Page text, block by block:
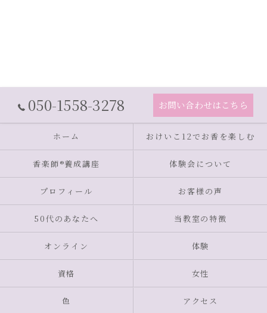
050-1558-3278 お問い合わせはこちら
ホーム おけいこ12でお香を楽しむ
香楽師®養成講座 体験会について
プロフィール お客様の声
50代のあなたへ 当教室の特徴
オンライン 体験
資格 女性
色 アクセス